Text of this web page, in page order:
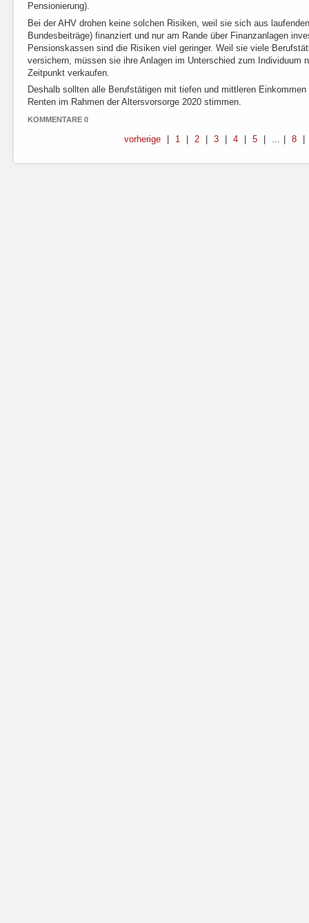
Pensionierung).
Bei der AHV drohen keine solchen Risiken, weil sie sich aus
Bundesbeiträge) finanziert und nur am Rande über Finanzanlagen
Pensionskassen sind die Risiken viel geringer. Weil sie viele
versichern, müssen sie ihre Anlagen im Unterschied zum Individuum
Zeitpunkt verkaufen.
Deshalb sollten alle Berufstätigen mit tiefen und mittleren Einkommen
Renten im Rahmen der Altersvorsorge 2020 stimmen.
KOMMENTARE 0
vorherige 1 2 3 4 5 8